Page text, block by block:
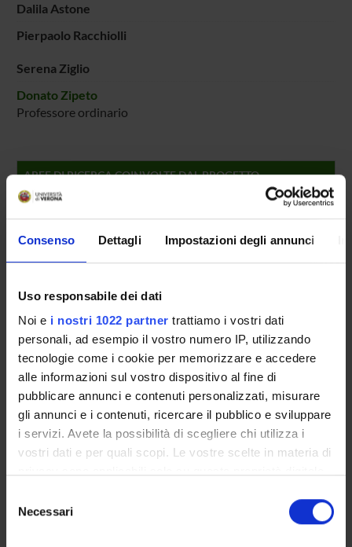
Consenso Dettagli Impostazioni degli annunci
Uso responsabile dei dati
Noi e i nostri 1022 partner trattiamo i vostri dati
personali, ad esempio il vostro numero IP, utilizzando
tecnologie come i cookie per memorizzare e accedere
alle informazioni sul vostro dispositivo al fine di
pubblicare annunci e contenuti personalizzati, misurare
gli annunci e i contenuti, ricercare il pubblico e sviluppare
i servizi. Avete la possibilità di scegliere chi utilizza i
vostri dati e per quali scopi. Le vostre scelte in materia di
modificare o revocare il proprio consenso in qualsiasi
momento dalla Dichiarazione sui cookie o facendo clic
delNecessari
Dalila Astone
Pierpaolo Racchiolli
Serena Ziglio
Donato Zipeto
Professore ordinario
AREE DI RICERCA COINVOLTE DAL PROGETTO
Proteomica strutturale, funzionale e di espressione
Biochemistry & Molecular Biology (DBT)
Biochimica e Biologia Molecolare
Biochemistry & Molecular Biology (DBT) (DBT)
Proteomica strutturale, funzionale e di espressione
Biochemistry & Molecular Biology (DM) (DM)
Biochimica e Biologia Molecolare
Biochemistry & Molecular Biology (DM) (DM)
Proteomica strutturale, funzionale e di espressione
Biochemistry & Molecular Biology (DNBM) (DNBM)
Biochimica e Biologia Molecolare
Biochemistry & Molecular Biology (DNBM) (DNBM)
Biochemistry & Molecular Biology (DSVR) (DSVR)